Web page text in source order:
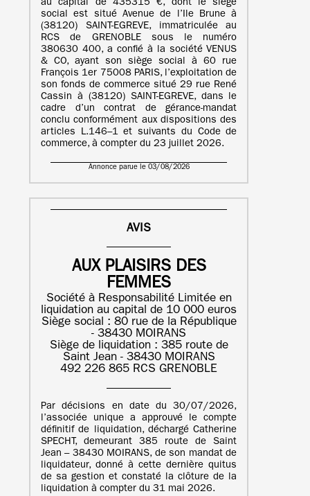
au capital de 435315 €, dont le siège
social est situé Avenue de l’Ile Brune à
(38120) SAINT-EGREVE, immatriculée au
RCS de GRENOBLE sous le numéro
380630 400, a confié à la société VENUS
& CO, ayant son siège social à 60 rue
François 1er 75008 PARIS, l’exploitation de
son fonds de commerce situé 29 rue René
Cassin à (38120) SAINT-EGREVE, dans le
cadre d’un contrat de gérance-mandat
conclu conformément aux dispositions des
articles L.146–1 et suivants du Code de
commerce, à compter du 23 juillet 2026.
Annonce parue le 03/08/2026
AVIS
AUX PLAISIRS DES
FEMMES
Société à Responsabilité Limitée en
liquidation au capital de 10 000 euros
Siège social : 80 rue de la République
- 38430 MOIRANS
Siège de liquidation : 385 route de
Saint Jean - 38430 MOIRANS
492 226 865 RCS GRENOBLE
Par décisions en date du 30/07/2026,
l’associée unique a approuvé le compte
définitif de liquidation, déchargé Catherine
SPECHT, demeurant 385 route de Saint
Jean – 38430 MOIRANS, de son mandat de
liquidateur, donné à cette dernière quitus
de sa gestion et constaté la clôture de la
liquidation à compter du 31 mai 2026.